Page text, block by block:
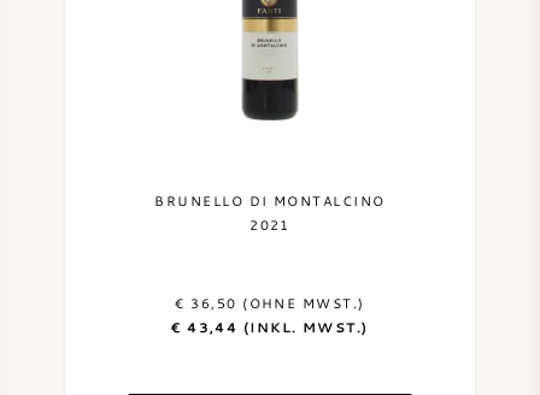
BRUNELLO DI MONTALCINO
2021
€ 36,50 (OHNE MWST.)
€ 43,44 (INKL. MWST.)